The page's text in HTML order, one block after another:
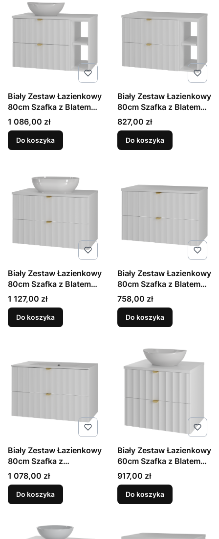
Biały Zestaw Łazienkowy
80cm Szafka z Blatem
Regał Umywalka
Ryflowane Fronty Arcos
Cena
1 086,00 zł
Do koszyka
Biały Zestaw Łazienkowy
80cm Szafka z Blatem
Regał Ryflowane Fronty
Arcos
Cena
827,00 zł
Do koszyka
Biały Zestaw Łazienkowy
80cm Szafka z Blatem
Umywalka Ryflowane
Fronty Arcos
Cena
1 127,00 zł
Do koszyka
Biały Zestaw Łazienkowy
80cm Szafka z Blatem
Ryflowane Fronty Arcos
Cena
758,00 zł
Do koszyka
Biały Zestaw Łazienkowy
80cm Szafka z
Umywalką Ryflowane
Fronty Arcos
Cena
1 078,00 zł
Do koszyka
Biały Zestaw Łazienkowy
60cm Szafka z Blatem
Umywalka Ryflowane
Fronty Arcos
Cena
917,00 zł
Do koszyka